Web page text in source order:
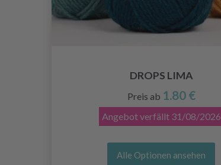
DROPS LIMA
Preis ab 1.80 €
Angebot verfällt 31/08/2026
Alle Optionen ansehen